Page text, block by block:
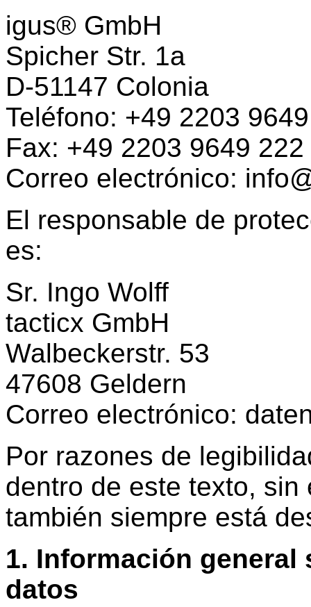
igus® GmbH
Spicher Str. 1a
D-51147 Colonia
Teléfono: +49 2203
Fax: +49 2203 9649 222
Correo electrónico:
El responsable de
es:
Sr. Ingo Wolff
tacticx GmbH
Walbeckerstr. 53
47608 Geldern
Correo electrónico:
Por razones de
dentro de este texto,
también siempre está
1. Información general
datos